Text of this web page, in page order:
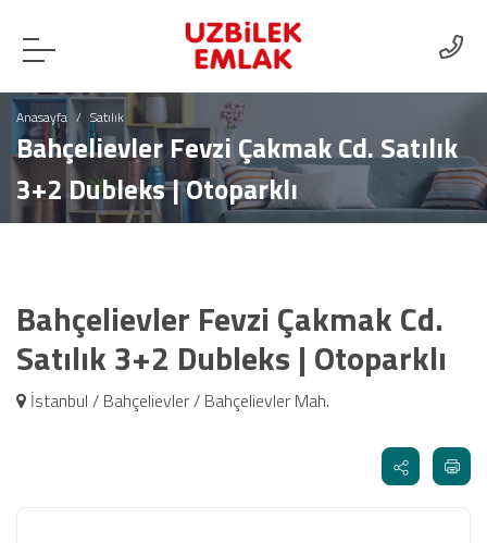
Anasayfa Satılık
Bahçelievler Fevzi Çakmak Cd. Satılık
3+2 Dubleks | Otoparklı
Bahçelievler Fevzi Çakmak Cd.
Satılık 3+2 Dubleks | Otoparklı
İstanbul / Bahçelievler / Bahçelievler Mah.